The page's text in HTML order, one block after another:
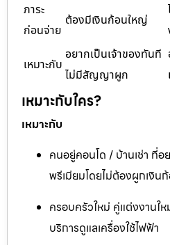
ภาระ
ก่อนจ่าย
ต้องมีเงินก้อนใหญ่
เหมาะกับ
อยากเป็นเจ้าของทันที
ไม่มีสัญญาผูก
เหมาะกับใคร?
เหมาะกับ
คนอยู่คอนโด / บ้านเช่า ที่อ
พรีเมียมโดยไม่ต้องผูกเงิน
ครอบครัวใหม่ คู่แต่งงานใ
บริการดูแลเครื่องใช้ไฟฟ้า